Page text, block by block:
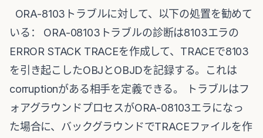
ORA-8103トラブルに対して、以下の処置を勧めて
いる： ORA-08103トラブルの診断は8103エラの
ERROR STACK TRACEを作成して、TRACEで8103
を引き起こしたOBJとOBJDを記録する。これは
corruptionがある相手を定義できる。 トラブルはフ
ォアグラウンドプロセスがORA-08103エラになっ
た場合に、バックグラウンドでTRACEファイルを作